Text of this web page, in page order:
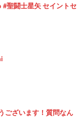
聖闘士星矢 セイントセ
ございます！質問なん